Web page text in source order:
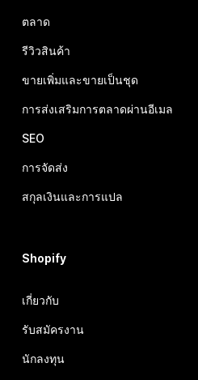
ตลาด
รีวิวสินค้า
ขายเพิ่มและขายเป็นชุด
การส่งเสริมการตลาดผ่านอีเมล
SEO
การจัดส่ง
สกุลเงินและการแปล
Shopify
เกี่ยวกับ
รับสมัครงาน
นักลงทุน